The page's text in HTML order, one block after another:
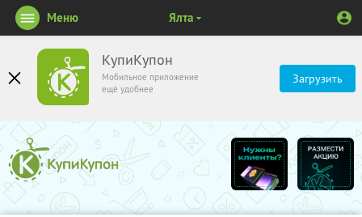
КупиКупон
Мобильное приложение
ещё удобнее
Загрузить
Меню Ялта